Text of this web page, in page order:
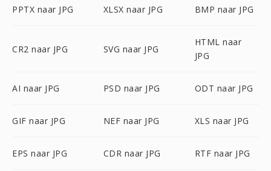
PPTX naar JPG XLSX naar JPG BMP naar JPG
CR2 naar JPG SVG naar JPG
HTML naar
JPG
AI naar JPG PSD naar JPG ODT naar JPG
GIF naar JPG NEF naar JPG XLS naar JPG
EPS naar JPG CDR naar JPG RTF naar JPG